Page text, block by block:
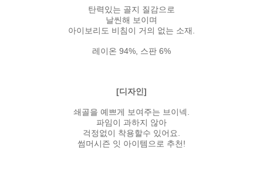
탄력있는 골지 질감으로
날씬해 보이며
아이보리도 비침이 거의 없는 소재.
레이온 94%, 스판 6%
[디자인]
쇄골을 예쁘게 보여주는 브이넥.
파임이 과하지 않아
걱정없이 착용할수 있어요.
썸머시즌 잇 아이템으로 추천!